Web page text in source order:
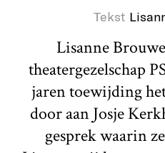
Tekst
Lisanne
theatergezelschap
jaren toewijding
door aan Josje
gesprek waarin